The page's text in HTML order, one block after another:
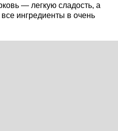
— легкую сладость, а
ингредиенты в очень